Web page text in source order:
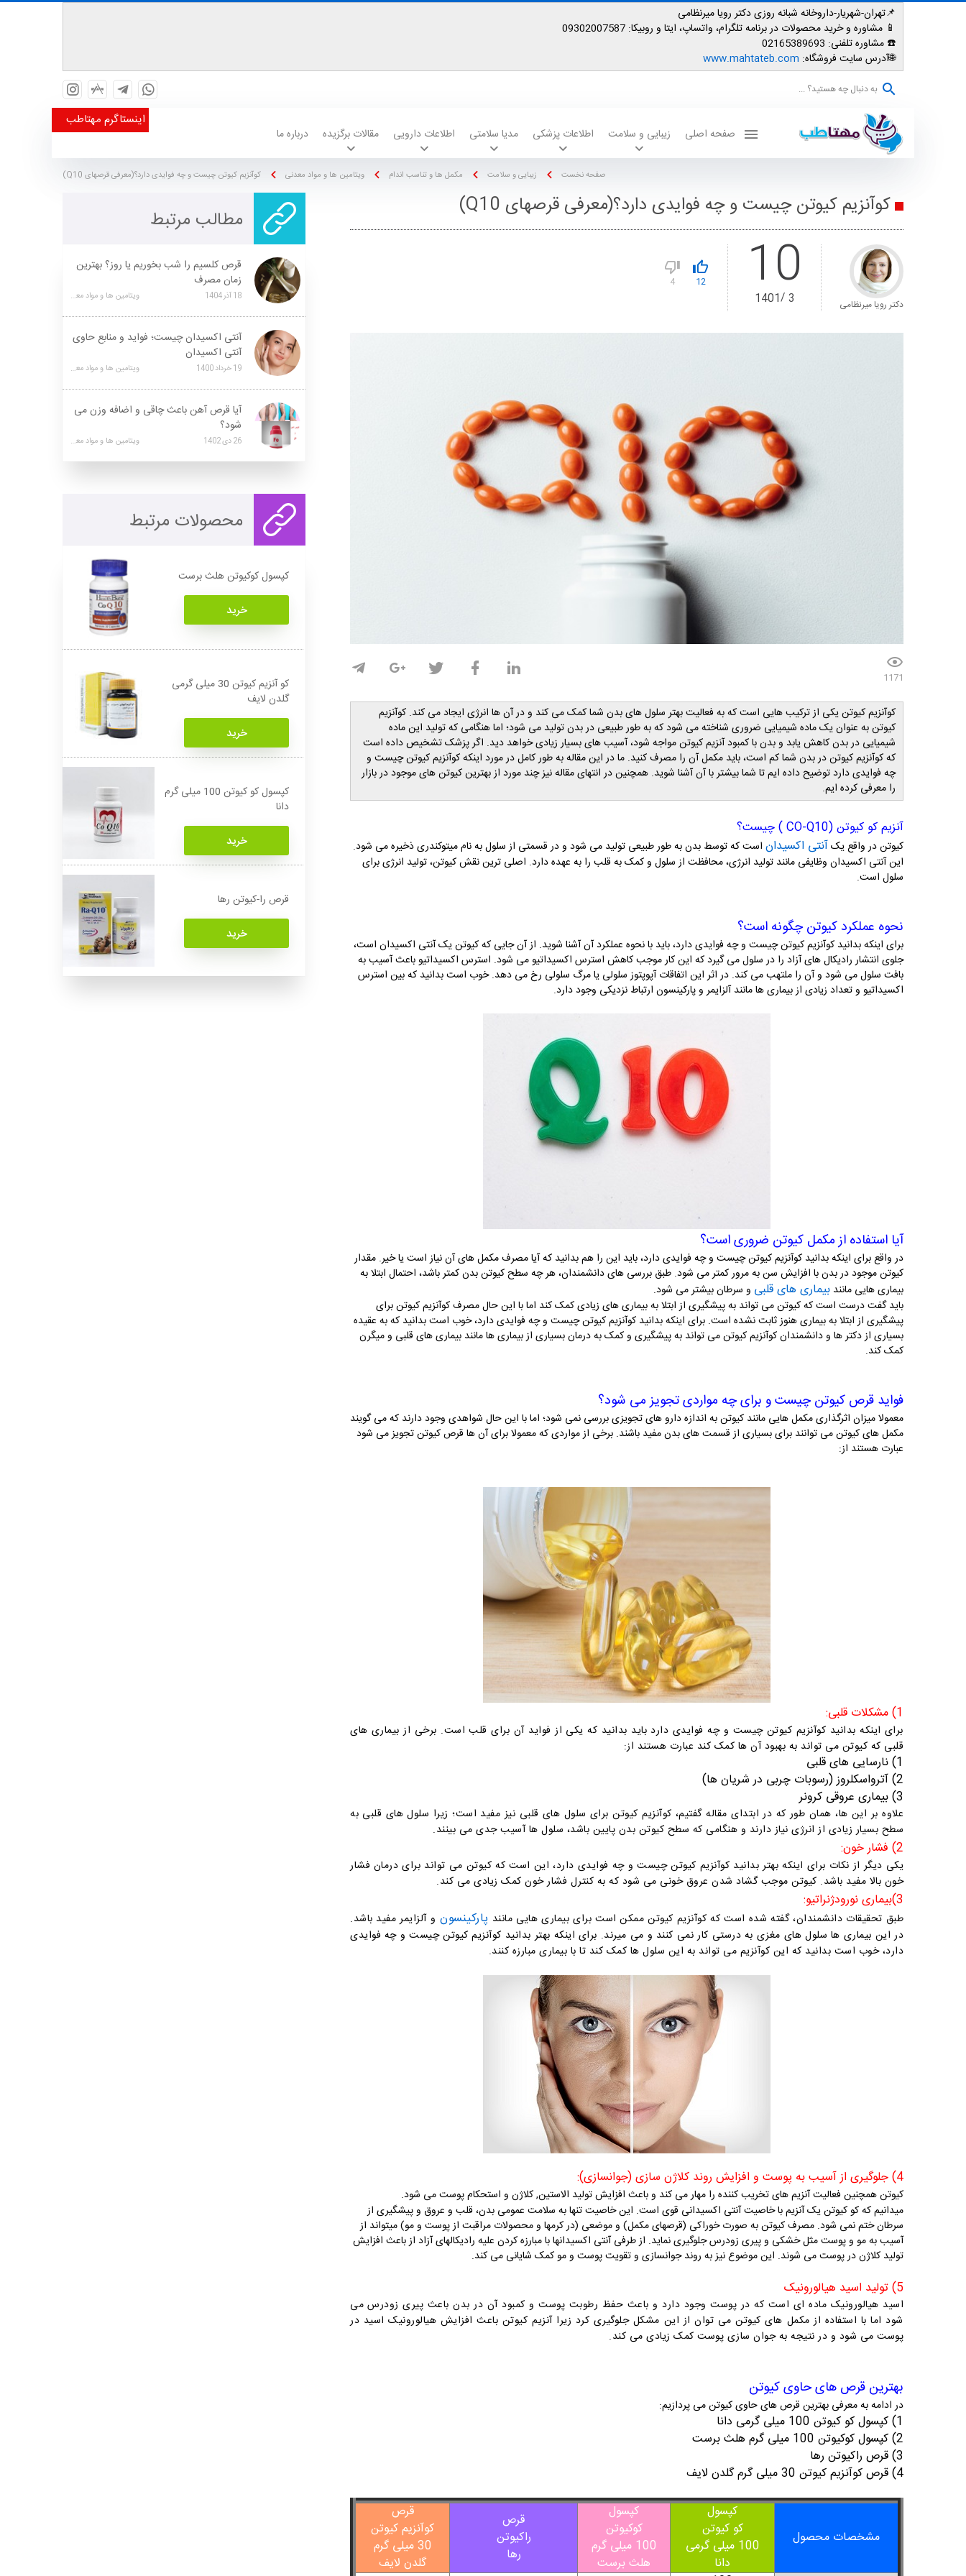
📌تهران-شهریار-داروخانه شبانه روزی دکتر رویا میرنظامی
📱 مشاوره و خرید محصولات در برنامه تلگرام، واتساپ، ایتا و روبیکا: 09302007587
☎️ مشاوره تلفنی:
🌐آدرس سایت فروشگاه: www.mahtateb.com
به دنبال چه هستید؟ ...
صفحه اصلی زیبایی و سلامت اطلاعات پزشکی مدیا سلامتی اطلاعات دارویی مقالات برگزیده درباره ما
اینستاگرم مهتاطب
صفحه نخست زیبایی و سلامت مکمل ها و تناسب اندام ویتامین ها و مواد معدنی کوآنزیم کیوتن چیست و چه فوایدی دارد؟(معرفی قرصهای Q10)
کوآنزیم کیوتن چیست و چه فوایدی دارد؟(معرفی قرصهای Q10)
دکتر رویا میرنظامی 10
3
1401
12
4
1171
کوآنزیم کیوتن یکی از ترکیب هایی است که به فعالیت بهتر سلول های بدن شما کمک می کند و در آن ها انرژی ایجاد می کند. کوآنزیم
کیوتن به عنوان یک ماده شیمیایی ضروری شناخته می شود که به طور طبیعی در بدن تولید می شود؛ اما هنگامی که تولید این ماده
شیمیایی در بدن کاهش یابد و بدن با کمبود آنزیم کیوتن مواجه شود، آسیب های بسیار زیادی خواهد دید. اگر پزشک تشخیص داده است
که کوآنزیم کیوتن در بدن شما کم است، باید مکمل آن را مصرف کنید. ما در این مقاله به طور کامل در مورد اینکه کوآنزیم کیوتن چیست و
چه فوایدی دارد توضیح داده ایم تا شما بیشتر با آن آشنا شوید. همچنین در انتهای مقاله نیز چند مورد از بهترین کیوتن های موجود در بازار
را معرفی کرده ایم.
آنزیم کو کیوتن (CO-Q10 ) چیست؟
کیوتن در واقع یکآنتی اکسیدان است که توسط بدن به طور طبیعی تولید می شود و در قسمتی از سلول به نام میتوکندری ذخیره می شود.
این آنتی اکسیدان وظایفی مانند تولید انرژی، محافظت از سلول و کمک به قلب را به عهده دارد. اصلی ترین نقش کیوتن، تولید انرژی برای
سلول است.
نحوه عملکرد کیوتن چگونه است؟
برای اینکه بدانید کوآنزیم کیوتن چیست و چه فوایدی دارد، باید با نحوه عملکرد آن آشنا شوید. از آن جایی که کیوتن یک آنتی اکسیدان است،
جلوی انتشار رادیکال های آزاد را در سلول می گیرد که این کار موجب کاهش استرس اکسیداتیو می شود. استرس اکسیداتیو باعث آسیب به
بافت سلول می شود و آن را ملتهب می کند. در اثر این اتفاقات آپوپتوز سلولی یا مرگ سلولی رخ می دهد. خوب است بدانید که بین استرس
اکسیداتیو و تعداد زیادی از بیماری ها مانند آلزایمر و پارکینسون ارتباط نزدیکی وجود دارد.
آیا استفاده از مکمل کیوتن ضروری است؟
در واقع برای اینکه بدانید کوآنزیم کیوتن چیست و چه فوایدی دارد، باید این را هم بدانید که آیا مصرف مکمل های آن نیاز است یا خیر. مقدار
کیوتن موجود در بدن با افزایش سن به مرور کمتر می شود. طبق بررسی های دانشمندان، هر چه سطح کیوتن بدن کمتر باشد، احتمال ابتلا به
بیماری هایی مانند بیماری های قلبی و سرطان بیشتر می شود.
باید گفت درست است که کیوتن می تواند به پیشگیری از ابتلا به بیماری های زیادی کمک کند اما با این حال مصرف کوآنزیم کیوتن برای
پیشگیری از ابتلا به بیماری هنوز ثابت نشده است. برای اینکه بدانید کوآنزیم کیوتن چیست و چه فوایدی دارد، خوب است بدانید که به عقیده
بسیاری از دکتر ها و دانشمندان کوآنزیم کیوتن می تواند به پیشگیری و کمک به درمان بسیاری از بیماری ها مانند بیماری های قلبی و میگرن
کمک کند.
فواید قرص کیوتن چیست و برای چه مواردی تجویز می شود؟
معمولا میزان اثرگذاری مکمل هایی مانند کیوتن به اندازه دارو های تجویزی بررسی نمی شود؛ اما با این حال شواهدی وجود دارند که می گویند
مکمل های کیوتن می توانند برای بسیاری از قسمت های بدن مفید باشند. برخی از مواردی که معمولا برای آن ها قرص کیوتن تجویز می شود
عبارت هستند از:
1) مشکلات قلبی:
برای اینکه بدانید کوآنزیم کیوتن چیست و چه فوایدی دارد باید بدانید که یکی از فواید آن برای قلب است. برخی از بیماری های
قلبی که کیوتن می تواند به بهبود آن ها کمک کند عبارت هستند از:
1) نارسایی های قلبی
2) آترواسکلروز (رسوبات چربی در شریان ها)
3) بیماری عروقی کرونر
علاوه بر این ها، همان طور که در ابتدای مقاله گفتیم، کوآنزیم کیوتن برای سلول های قلبی نیز مفید است؛ زیرا سلول های قلبی به
سطح بسیار زیادی از انرژی نیاز دارند و هنگامی که سطح کیوتن بدن پایین باشد، سلول ها آسیب جدی می بینند.
2) فشار خون:
یکی دیگر از نکات برای اینکه بهتر بدانید کوآنزیم کیوتن چیست و چه فوایدی دارد، این است که کیوتن می تواند برای درمان فشار
خون بالا مفید باشد. کیوتن موجب گشاد شدن عروق خونی می شود که به کنترل فشار خون کمک زیادی می کند.
3)بیماری نورودژنراتیو:
طبق تحقیقات دانشمندان، گفته شده است که کوآنزیم کیوتن ممکن است برای بیماری هایی مانند پارکینسون و آلزایمر مفید باشد.
در این بیماری ها سلول های مغزی به درستی کار نمی کنند و می میرند. برای اینکه بهتر بدانید کوآنزیم کیوتن چیست و چه فوایدی
دارد، خوب است بدانید که این کوآنزیم می تواند به این سلول ها کمک کند تا با بیماری مبارزه کنند.
4) جلوگیری از آسیب به پوست و افزایش روند کلاژن سازی (جوانسازی):
کیوتن همچنین فعالیت آنزیم های تخریب کننده را مهار می کند و باعث افزایش تولید الاستین, کلاژن و استحکام پوست می شود.
میدانیم که کو کیوتن یک آنزیم با خاصیت آنتی اکسیدانی قوی است. این خاصیت تنها به سلامت عمومی بدن، قلب و عروق و پیشگیری از
سرطان ختم نمی شود. مصرف کیوتن به صورت خوراکی (قرصهای مکمل) و موضعی (در کرمها و محصولات مراقبت از پوست و مو) میتواند از
آسیب به مو و پوست مثل خشکی و پیری زودرس جلوگیری نماید. از طرفی آنتی اکسیدانها با مبارزه کردن علیه رادیکالهای آزاد از باعث افزایش
تولید کلاژن در پوست می شوند. این موضوع نیز به روند جوانسازی و تقویت پوست و مو کمک شایانی می کند.
5) تولید اسید هیالورونیک
اسید هیالورونیک ماده ای است که در پوست وجود دارد و باعث حفظ رطوبت پوست و کمبود آن در بدن باعث پیری زودرس می
شود اما با استفاده از مکمل های کیوتن می توان از این مشکل جلوگیری کرد زیرا آنزیم کیوتن باعث افزایش هیالورونیک اسید در
پوست می شود و در نتیجه به جوان سازی پوست کمک زیادی می کند.
بهترین قرص های حاوی کیوتن
در ادامه به معرفی بهترین قرص های حاوی کیوتن می پردازیم:
1) کپسول کو کیوتن 100 میلی گرمی دانا
2) کپسول کوکیوتن 100 میلی گرم هلث برست
3) قرص راکیوتن رها
4) قرص کوآنزیم کیوتن 30 میلی گرم گلدن لایف
مشخصات محصول
کپسول
کو کیوتن
100 میلی گرمی
دانا
کپسول
کوکیوتن
100 میلی گرم
هلث برست
قرص
راکیوتن
رها
قرص
کوآنزیم کیوتن
30 میلی گرم
گلدن لایف
مطالب مرتبط
قرص کلسیم را شب بخوریم یا روز؟ بهترین
زمان مصرف
18آذر1404 ویتامین ها و مواد معدنی
آنتی اکسیدان چیست؛ فواید و منابع حاوی
آنتی اکسیدان
19خرداد1400 ویتامین ها و مواد معدنی
آیا قرص آهن باعث چاقی و اضافه وزن می
شود؟
26دی1402 ویتامین ها و مواد معدنی
محصولات مرتبط
کپسول کوکیوتن هلث برست
خرید
کو آنزیم کیوتن 30 میلی گرمی
گلدن لایف
خرید
کپسول کو کیوتن 100 میلی گرم
دانا
خرید
قرص را-کیوتن رها
خرید